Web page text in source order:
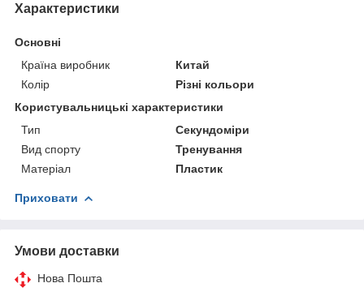
Характеристики
Основні
Країна виробник
Китай
Колір
Різні кольори
Користувальницькі характеристики
Тип
Секундоміри
Вид спорту
Тренування
Матеріал
Пластик
Приховати
Умови доставки
Нова Пошта